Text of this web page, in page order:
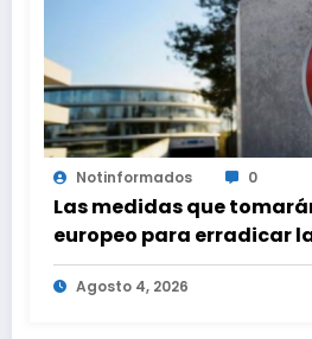
Notinformados 0
Las medidas que
europeo para erradicar
Agosto 4, 2026